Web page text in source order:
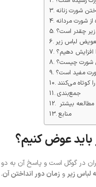
شورت زنانه
شورت مردانه
زیر چقدر است؟
لباس زیر
افزایش دهیم؟
شورت چیست؟
مفید است؟
کوتاه می‌کنند
جمع‌بندی
مطالعه بیشتر
منابع
عوض کنیم؟
در گوگل است و پاسخ آن به دو
لباس زیر و زمان دور انداختن آن.